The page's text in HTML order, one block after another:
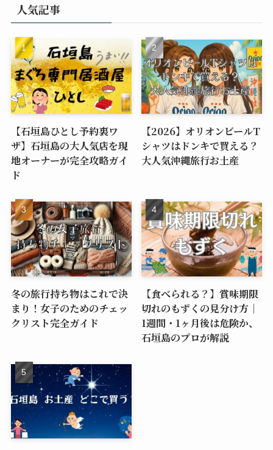
人気記事
【石垣島ひとし予約裏ワ
ザ】石垣島の大人気店を現
地オーナーが完全攻略ガイ
ド
【2026】オリオンビールT
シャツはドンキで買える？
大人気沖縄旅行お土産
冬の旅行持ち物はこれで決
まり！女子のためのチェッ
クリスト完全ガイド
【食べられる？】賞味期限
切れのもずくの見分け方｜
1週間・1ヶ月後は危険か、
石垣島のプロが解説